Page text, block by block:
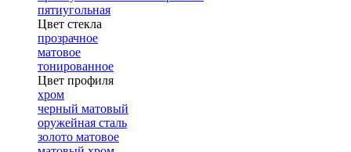
пятиугольная
Цвет стекла
прозрачное
матовое
тонированное
Цвет профиля
хром
черный матовый
оружейная сталь
золото матовое